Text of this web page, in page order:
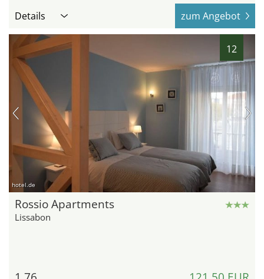
Details zum Angebot
12
hotel.de
Rossio Apartments
Lissabon